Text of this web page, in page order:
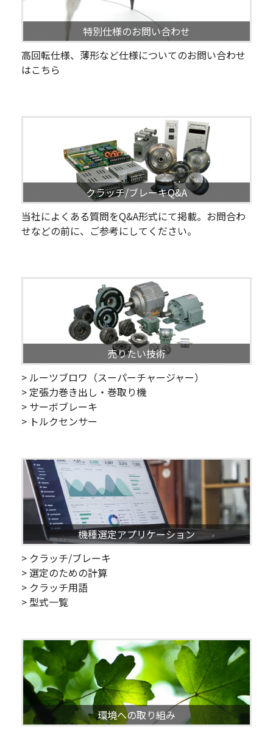
特別仕様のお問い合わせ
高回転仕様、薄形など仕様についてのお問い合わせ
はこちら
クラッチ/ブレーキQ&A
当社によくある質問をQ&A形式にて掲載。お問合わ
せなどの前に、ご参考にしてください。
売りたい技術
> ルーツブロワ（スーパーチャージャー）
> 定張力巻き出し・巻取り機
> サーボブレーキ
> トルクセンサー
機種選定アプリケーション
> クラッチ/ブレーキ
> 選定のための計算
> クラッチ用語
> 型式一覧
環境への取り組み